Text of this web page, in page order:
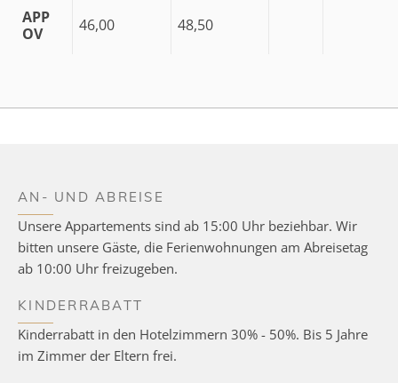
APP
OV
46,00 48,50
AN- UND ABREISE
Unsere Appartements sind ab 15:00 Uhr beziehbar. Wir
bitten unsere Gäste, die Ferienwohnungen am Abreisetag
ab 10:00 Uhr freizugeben.
KINDERRABATT
Kinderrabatt in den Hotelzimmern 30% - 50%. Bis 5 Jahre
im Zimmer der Eltern frei.